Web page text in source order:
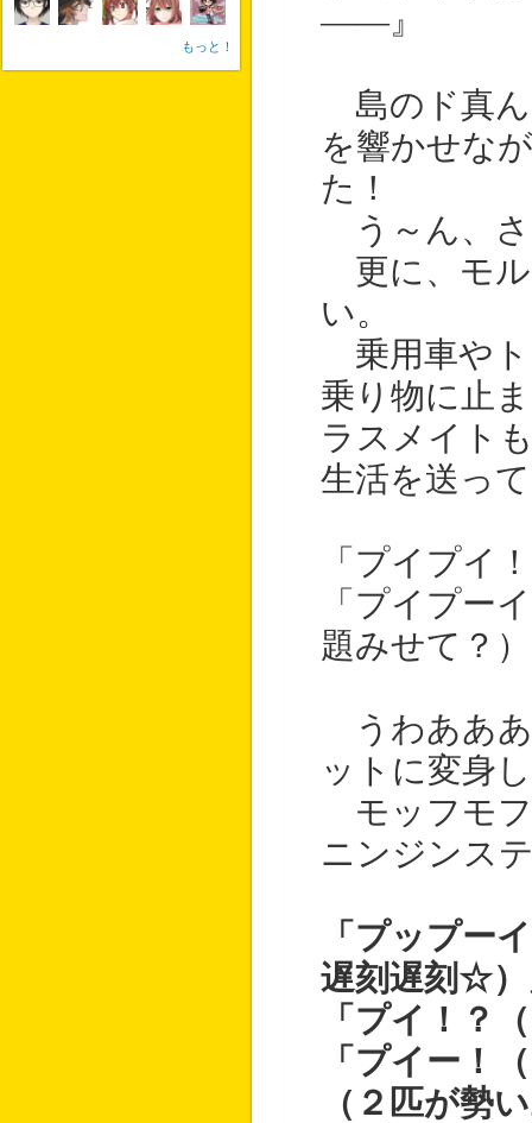
――』
島のド真ん
を響かせな
た！
う～ん、さ
更に、モル
い。
乗用車やト
乗り物に止
ラスメイト
生活を送っ
「プイプイ
「プイプー
題みせて？
うわあああ
ットに変身
モッフモフ
ニンジンス
「プップー
遅刻遅刻☆
「プイ！？
「プイー！
（２匹が勢
もっと！